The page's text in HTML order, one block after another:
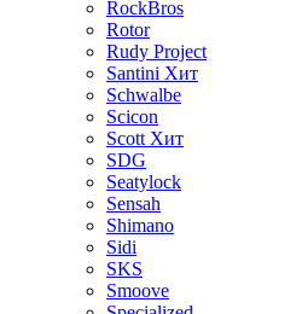
RockBros
Rotor
Rudy Project
Santini Хит
Schwalbe
Scicon
Scott Хит
SDG
Seatylock
Sensah
Shimano
Sidi
SKS
Smoove